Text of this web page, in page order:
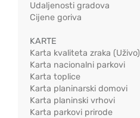
Udaljenosti gradova
Cijene goriva
KARTE
Karta kvaliteta zraka (Uživo)
Karta nacionalni parkovi
Karta toplice
Karta planinarski domovi
Karta planinski vrhovi
Karta parkovi prirode